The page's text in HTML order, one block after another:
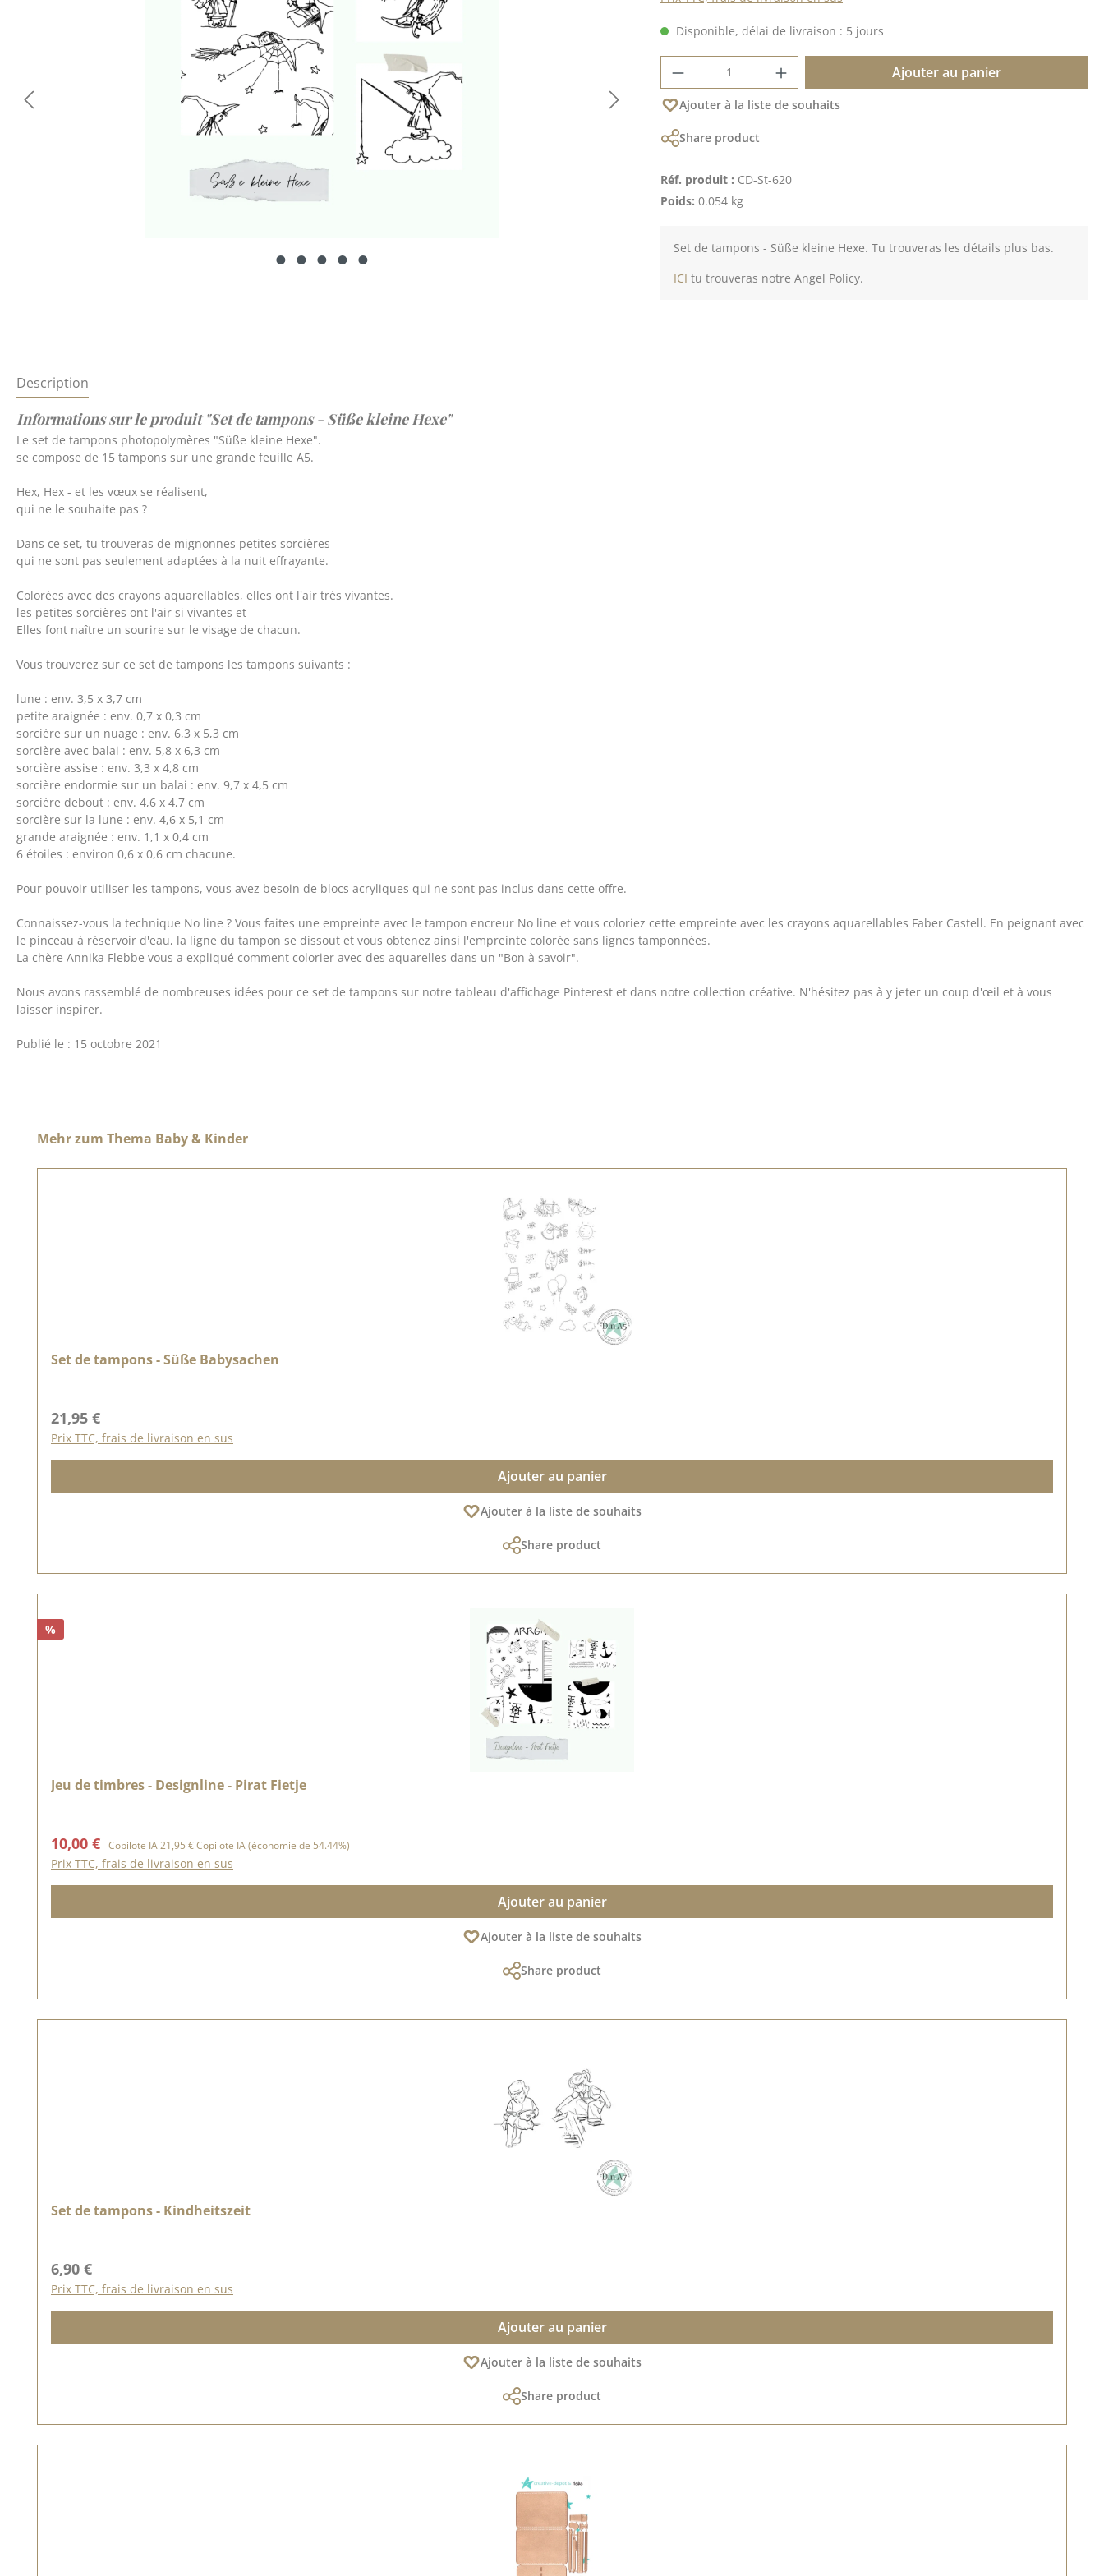
Disponible, délai de livraison : 5 jours
Quantité de produit : Entrez la quantité
Ajouter au panier
Ajouter à la liste de souhaits
Share product
Réf. produit : CD-St-620
Poids: 0.054 kg
Set de tampons - Süße kleine Hexe. Tu trouveras les détails plus bas.
ICI tu trouveras notre Angel Policy.
Description
Informations sur le produit "Set de tampons - Süße kleine Hexe"
Le set de tampons photopolymères "Süße kleine Hexe".
se compose de 15 tampons sur une grande feuille A5.
Hex, Hex - et les vœux se réalisent,
qui ne le souhaite pas ?
Dans ce set, tu trouveras de mignonnes petites sorcières
qui ne sont pas seulement adaptées à la nuit effrayante.
Colorées avec des crayons aquarellables, elles ont l'air très vivantes.
les petites sorcières ont l'air si vivantes et
Elles font naître un sourire sur le visage de chacun.
Vous trouverez sur ce set de tampons les tampons suivants :
lune : env. 3,5 x 3,7 cm
petite araignée : env. 0,7 x 0,3 cm
sorcière sur un nuage : env. 6,3 x 5,3 cm
sorcière avec balai : env. 5,8 x 6,3 cm
sorcière assise : env. 3,3 x 4,8 cm
sorcière endormie sur un balai : env. 9,7 x 4,5 cm
sorcière debout : env. 4,6 x 4,7 cm
sorcière sur la lune : env. 4,6 x 5,1 cm
grande araignée : env. 1,1 x 0,4 cm
6 étoiles : environ 0,6 x 0,6 cm chacune.
Pour pouvoir utiliser les tampons, vous avez besoin de blocs acryliques qui ne sont pas inclus dans cette offre.
Connaissez-vous la technique No line ? Vous faites une empreinte avec le tampon encreur No line et vous coloriez cette empreinte avec les crayons aquarellables Faber Castell. En peignant avec
le pinceau à réservoir d'eau, la ligne du tampon se dissout et vous obtenez ainsi l'empreinte colorée sans lignes tamponnées.
La chère Annika Flebbe vous a expliqué comment colorier avec des aquarelles dans un "Bon à savoir".
Nous avons rassemblé de nombreuses idées pour ce set de tampons sur notre tableau d'affichage Pinterest et dans notre collection créative. N'hésitez pas à y jeter un coup d'œil et à vous
laisser inspirer.
Publié le : 15 octobre 2021
Ignorer la galerie de produits
Mehr zum Thema Baby & Kinder
Set de tampons - Süße Babysachen
Prix régulier :
21,95 €
Prix TTC, frais de livraison en sus
Ajouter au panier
Ajouter à la liste de souhaits
Share product
%
Jeu de timbres - Designline - Pirat Fietje
Prix de vente :
10,00 € Copilote IA Prix régulier :
21,95 €Copilote IA(économie de 54.44%)
Prix TTC, frais de livraison en sus
Ajouter au panier
Ajouter à la liste de souhaits
Share product
Set de tampons - Kindheitszeit
Prix régulier :
6,90 €
Prix TTC, frais de livraison en sus
Ajouter au panier
Ajouter à la liste de souhaits
Share product